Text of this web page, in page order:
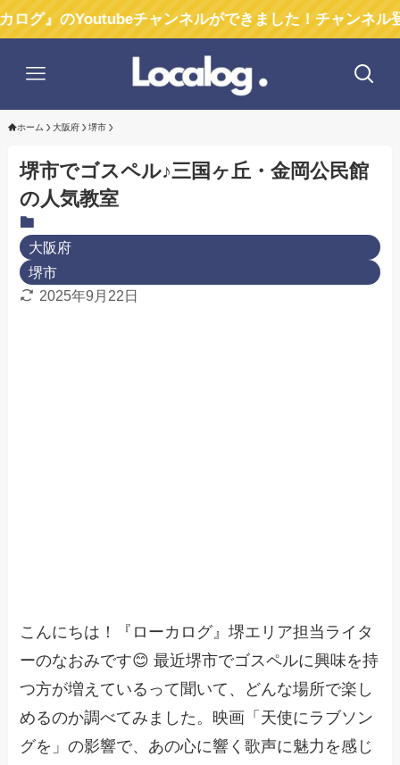
Youtubeチャンネルができました！チャンネル登録お願
ホーム 大阪府 堺市
堺市でゴスペル♪三国ヶ丘・金岡公民館
の人気教室
大阪府
堺市
2025年9月22日
こんにちは！『ローカログ』堺エリア担当ライタ
ーのなおみです😊 最近堺市でゴスペルに興味を持
つ方が増えているって聞いて、どんな場所で楽し
めるのか調べてみました。映画「天使にラブソン
グを」の影響で、あの心に響く歌声に魅力を感じ